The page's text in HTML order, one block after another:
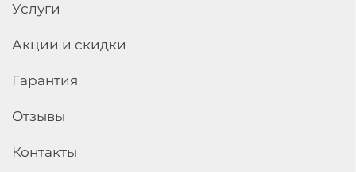
Услуги
Акции и скидки
Гарантия
Отзывы
Контакты